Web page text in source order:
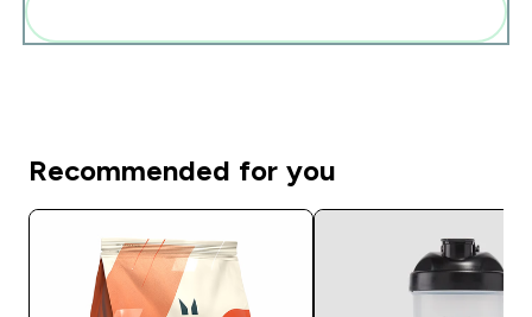
Recommended for you